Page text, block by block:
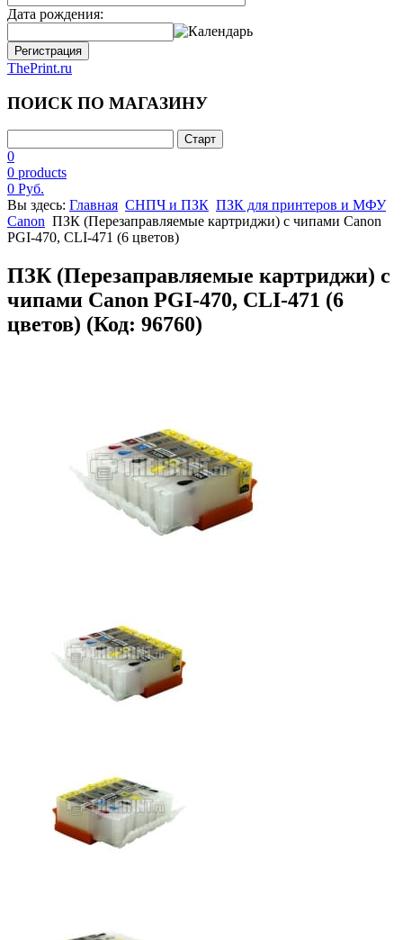
Дата рождения:
Регистрация
ThePrint.ru
ПОИСК ПО МАГАЗИНУ
0
0 products
0 Руб.
Вы здесь: Главная СНПЧ и ПЗК ПЗК для принтеров и МФУ
Canon ПЗК (Перезаправляемые картриджи) с чипами Canon
PGI-470, CLI-471 (6 цветов)
ПЗК (Перезаправляемые картриджи) с
чипами Canon PGI-470, CLI-471 (6
цветов) (Код: 96760)